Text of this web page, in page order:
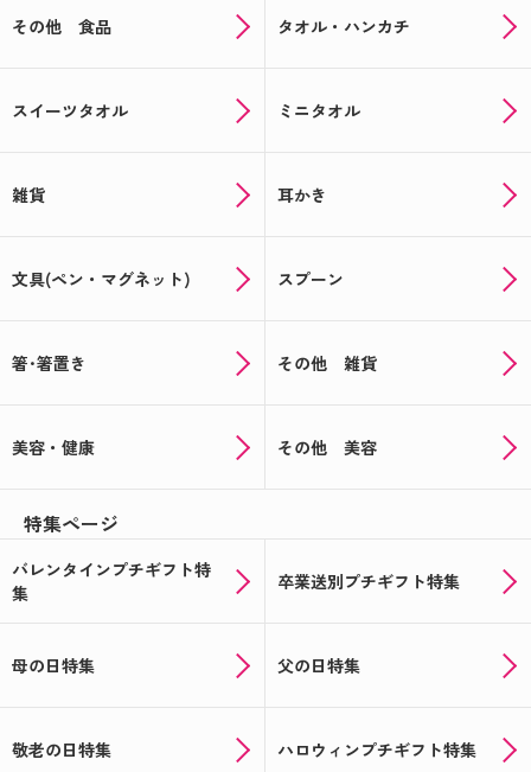
その他 食品 タオル・ハンカチ
スイーツタオル ミニタオル
雑貨 耳かき
文具(ペン・マグネット) スプーン
箸･箸置き その他 雑貨
美容・健康 その他 美容
特集ページ
バレンタインプチギフト特
集
卒業送別プチギフト特集
母の日特集 父の日特集
敬老の日特集 ハロウィンプチギフト特集